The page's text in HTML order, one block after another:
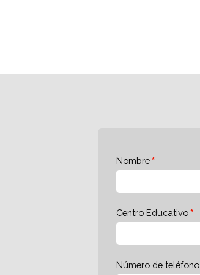
Nombre
Centro Educativo
Número de teléfono